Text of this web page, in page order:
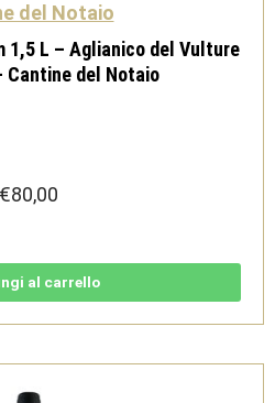
del Notaio
1,5 L – Aglianico del Vulture
Cantine del Notaio
€80,00
al carrello